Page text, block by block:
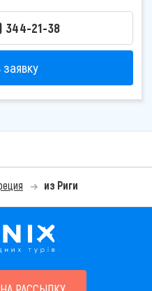
344-21-38
заявку
из Риги